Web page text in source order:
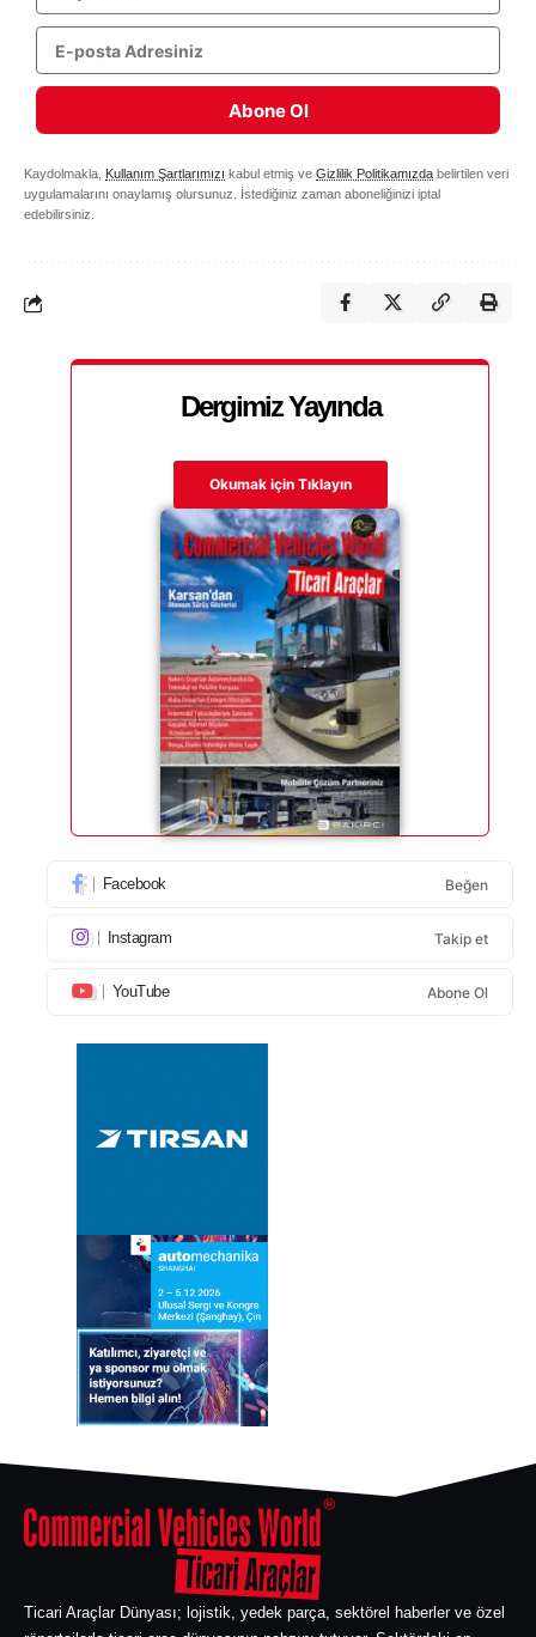
Abone Ol
Kaydolmakla, Kullanım Şartlarımızı kabul etmiş ve Gizlilik Politikamızda belirtilen veri
uygulamalarını onaylamış olursunuz. İstediğiniz zaman aboneliğinizi iptal
edebilirsiniz.
Dergimiz Yayında
Okumak için Tıklayın
Facebook Beğen
Instagram Takip et
YouTube Abone Ol
Ticari Araçlar Dünyası; lojistik, yedek parça, sektörel haberler ve özel